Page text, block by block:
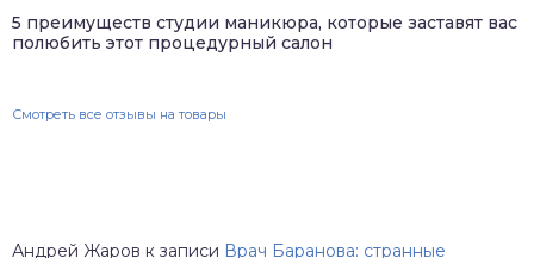
5 преимуществ студии маникюра, которые заставят вас
полюбить этот процедурный салон
Смотреть все отзывы на товары
Андрей Жаров к записи Врач Баранова: странные